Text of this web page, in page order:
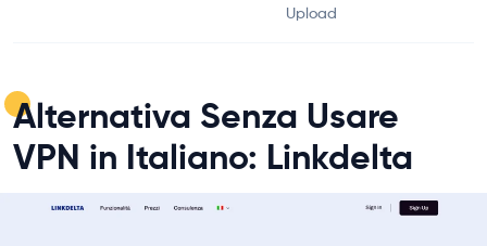
Upload
Alternativa Senza Usare
VPN in Italiano: Linkdelta